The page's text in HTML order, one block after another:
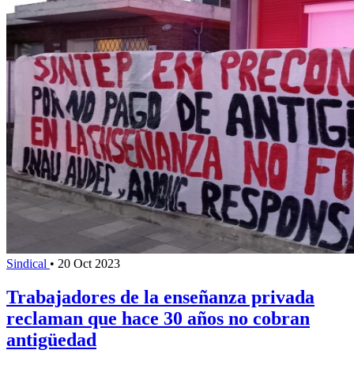
Sindical • 20 Oct 2023
Trabajadores de la enseñanza privada
reclaman que hace 30 años no cobran
antigüedad